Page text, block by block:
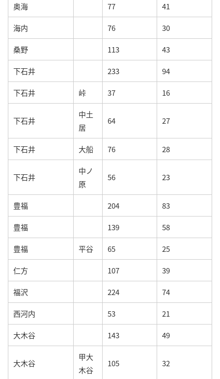
奥海 77 41
海内 76 30
桑野 113 43
下石井 233 94
下石井 峠 37 16
下石井
中土
居
64 27
下石井 大船 76 28
下石井
中ノ
原
56 23
豊福 204 83
豊福 139 58
豊福 平谷 65 25
仁方 107 39
福沢 224 74
西河内 53 21
大木谷 143 49
大木谷
甲大
木谷
105 32